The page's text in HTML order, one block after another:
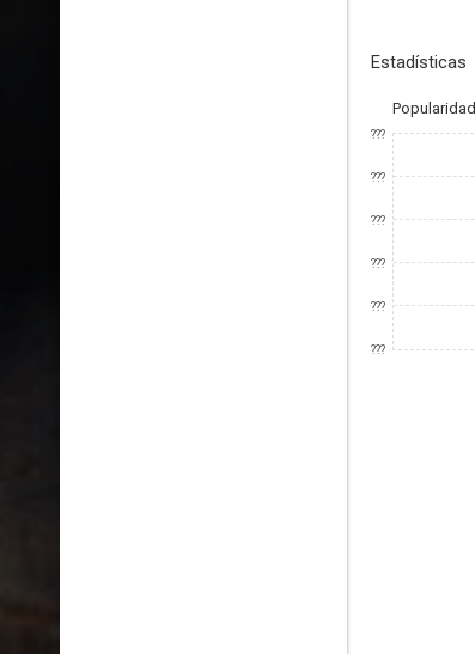
Estadísticas
Popularidad
???
???
???
???
???
???